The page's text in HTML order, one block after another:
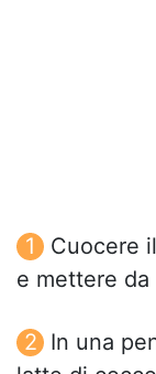
Cuocere
e mettere da
In una